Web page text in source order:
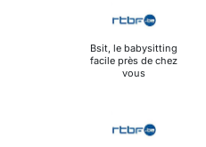
Bsit, le babysitting
facile près de chez
vous